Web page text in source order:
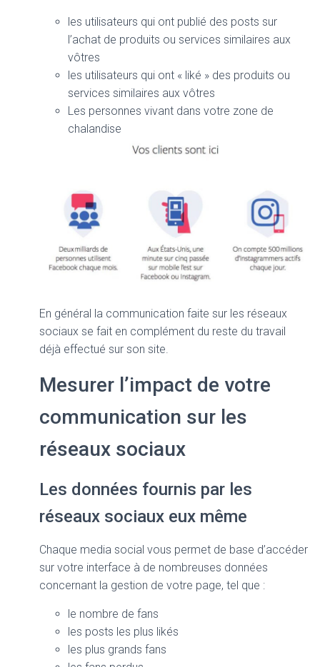
les utilisateurs qui ont publié des posts sur
l’achat de produits ou services similaires aux
vôtres
les utilisateurs qui ont « liké » des produits ou
services similaires aux vôtres
Les personnes vivant dans votre zone de
chalandise
En général la communication faite sur les réseaux
sociaux se fait en complément du reste du travail
déjà effectué sur son site.
Mesurer l’impact de votre
communication sur les
réseaux sociaux
Les données fournis par les
réseaux sociaux eux même
Chaque media social vous permet de base d’accéder
sur votre interface à de nombreuses données
concernant la gestion de votre page, tel que :
le nombre de fans
les posts les plus likés
les plus grands fans